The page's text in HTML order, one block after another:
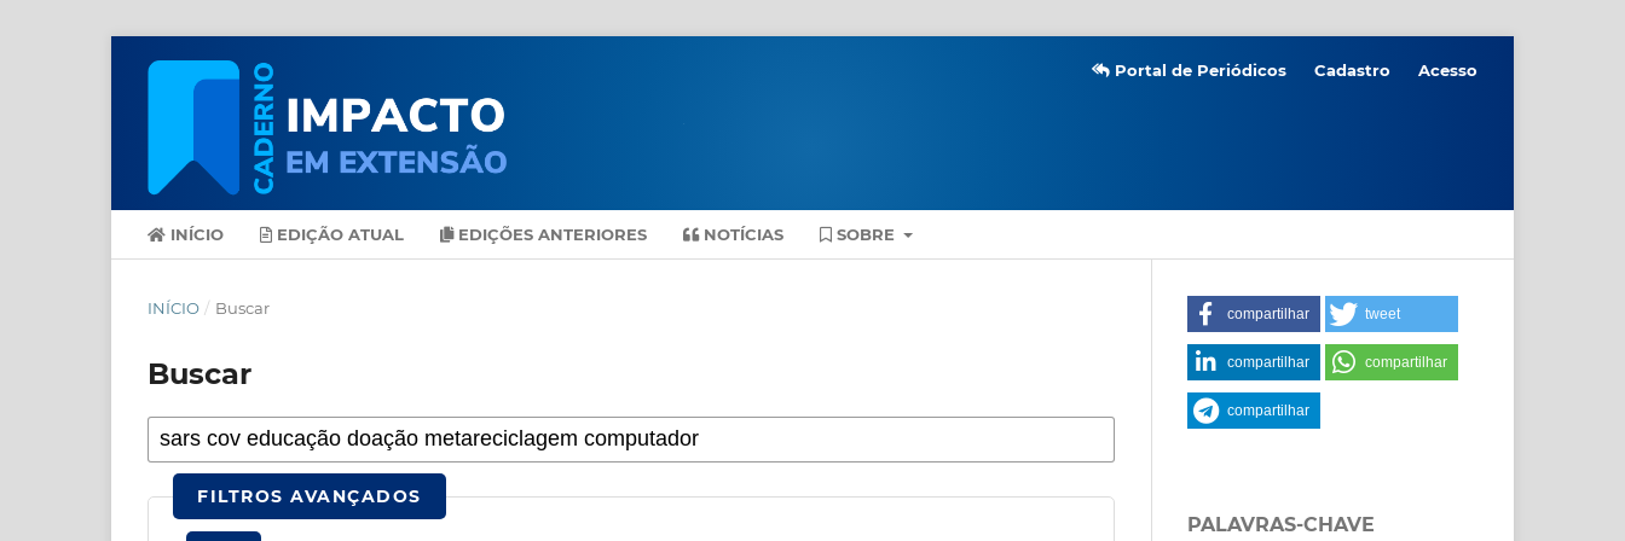
INÍCIO EDIÇÃO ATUAL EDIÇÕES ANTERIORES NOTÍCIAS SOBRE
Portal de Periódicos Cadastro Acesso
INÍCIO / Buscar
Buscar
FILTROS AVANÇADOS
compartilhar tweet
compartilhar compartilhar
compartilhar
PALAVRAS-CHAVE